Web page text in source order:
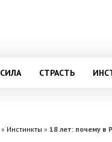
СИЛА СТРАСТЬ
» Инстинкты » 18 лет: почему в